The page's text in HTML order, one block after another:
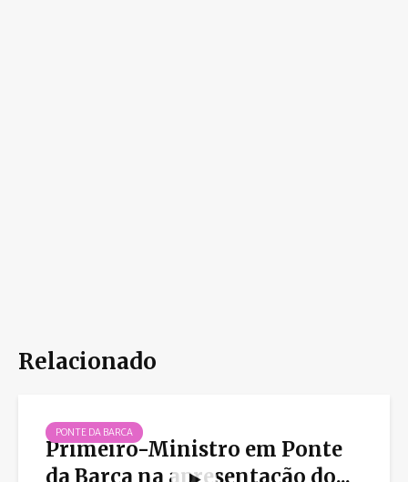
Relacionado
PONTE DA BARCA
Primeiro-Ministro em Ponte
da Barca na apresentação do...